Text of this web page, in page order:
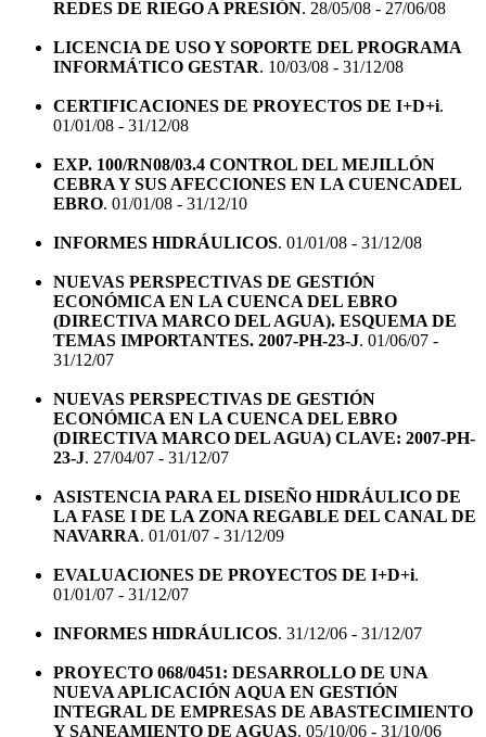
REDES DE RIEGO A PRESIÓN. 28/05/08 - 27/06/08
LICENCIA DE USO Y SOPORTE DEL PROGRAMA
INFORMÁTICO GESTAR. 10/03/08 - 31/12/08
CERTIFICACIONES DE PROYECTOS DE I+D+i.
01/01/08 - 31/12/08
EXP. 100/RN08/03.4 CONTROL DEL MEJILLÓN
CEBRA Y SUS AFECCIONES EN LA CUENCADEL
EBRO. 01/01/08 - 31/12/10
INFORMES HIDRÁULICOS. 01/01/08 - 31/12/08
NUEVAS PERSPECTIVAS DE GESTIÓN
ECONÓMICA EN LA CUENCA DEL EBRO
(DIRECTIVA MARCO DEL AGUA). ESQUEMA DE
TEMAS IMPORTANTES. 2007-PH-23-J. 01/06/07 -
31/12/07
NUEVAS PERSPECTIVAS DE GESTIÓN
ECONÓMICA EN LA CUENCA DEL EBRO
(DIRECTIVA MARCO DEL AGUA) CLAVE: 2007-PH-
23-J. 27/04/07 - 31/12/07
ASISTENCIA PARA EL DISEÑO HIDRÁULICO DE
LA FASE I DE LA ZONA REGABLE DEL CANAL DE
NAVARRA. 01/01/07 - 31/12/09
EVALUACIONES DE PROYECTOS DE I+D+i.
01/01/07 - 31/12/07
INFORMES HIDRÁULICOS. 31/12/06 - 31/12/07
PROYECTO 068/0451: DESARROLLO DE UNA
NUEVA APLICACIÓN AQUA EN GESTIÓN
INTEGRAL DE EMPRESAS DE ABASTECIMIENTO
Y SANEAMIENTO DE AGUAS. 05/10/06 - 31/10/06